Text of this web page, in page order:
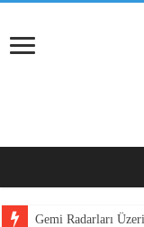
Gemi Radarları